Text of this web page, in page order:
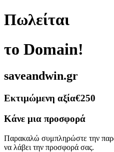
Πωλείται
το Domain!
saveandwin.gr
Εκτιμώμενη αξία€250
Κάνε μια προσφορά
Παρακαλώ συμπληρώστε την
να λάβει την προσφορά σας.